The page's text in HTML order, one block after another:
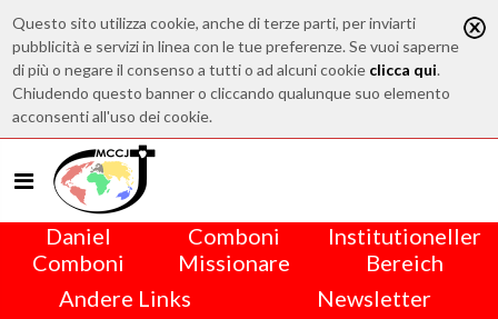
Questo sito utilizza cookie, anche di terze parti, per inviarti
pubblicità e servizi in linea con le tue preferenze. Se vuoi saperne
di più o negare il consenso a tutti o ad alcuni cookie clicca qui.
Chiudendo questo banner o cliccando qualunque suo elemento
acconsenti all'uso dei cookie.
Daniel
Comboni
Comboni
Missionare
Institutioneller
Bereich
Andere Links
Newsletter